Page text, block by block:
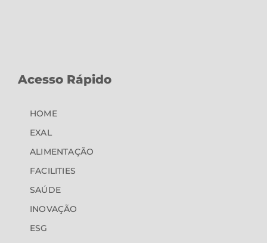
Acesso Rápido
HOME
EXAL
ALIMENTAÇÃO
FACILITIES
SAÚDE
INOVAÇÃO
ESG